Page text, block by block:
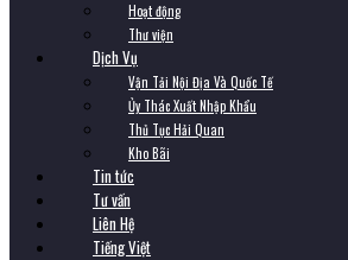
Hoạt động
Thư viện
Dịch Vụ
Vận Tải Nội Địa Và Quốc Tế
Ủy Thác Xuất Nhập Khẩu
Thủ Tục Hải Quan
Kho Bãi
Tin tức
Tư vấn
Liên Hệ
Tiếng Việt